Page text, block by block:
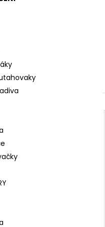
SKLÍČIDLO